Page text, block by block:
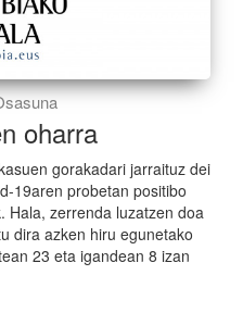
oharra
gorakadari jarraituz dei
19aren probetan positibo
Hala, zerrenda luzatzen doa
dira azken hiru egunetako
23 eta igandean 8 izan